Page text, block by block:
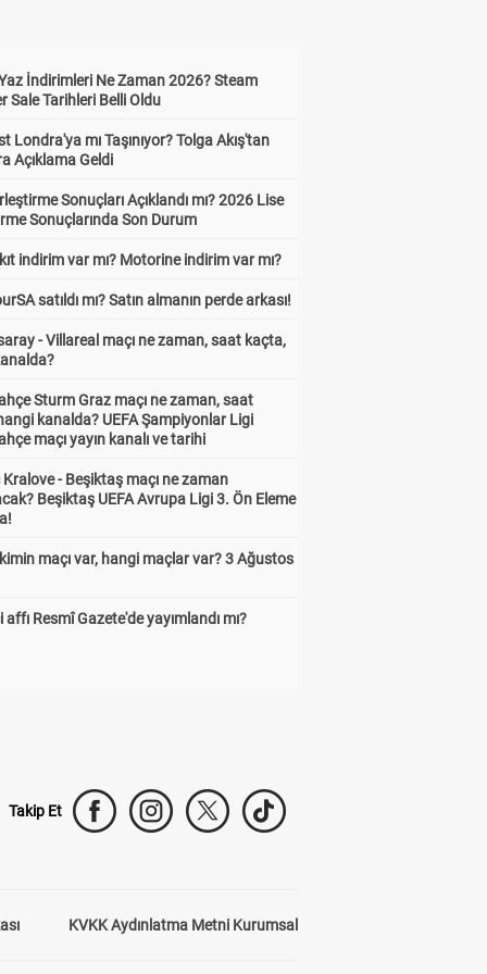
İndirimleri Ne Zaman 2026? Steam
Sale Tarihleri Belli Oldu
Londra'ya mı Taşınıyor? Tolga Akış'tan
Açıklama Geldi
Sonuçları Açıklandı mı? 2026 Lise
Sonuçlarında Son Durum
indirim var mı? Motorine indirim var mı?
satıldı mı? Satın almanın perde arkası!
- Villareal maçı ne zaman, saat kaçta,
Sturm Graz maçı ne zaman, saat
kanalda? UEFA Şampiyonlar Ligi
maçı yayın kanalı ve tarihi
- Beşiktaş maçı ne zaman
Beşiktaş UEFA Avrupa Ligi 3. Ön Eleme
maçı var, hangi maçlar var? 3 Ağustos
affı Resmî Gazete'de yayımlandı mı?
Takip Et
KVKK Aydınlatma Metni Kurumsal